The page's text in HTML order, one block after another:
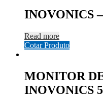
INOVONICS
Read more
Cotar Produto
MONITOR
INOVONICS